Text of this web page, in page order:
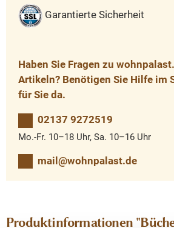
Garantierte Sicherheit
Haben Sie Fragen zu
Artikeln? Benötigen Sie Hilfe im
für Sie da.
02137 9272519
Mo.-Fr. 10–18 Uhr, Sa. 10–16 Uhr
mail@wohnpalast.de
Produktinformationen